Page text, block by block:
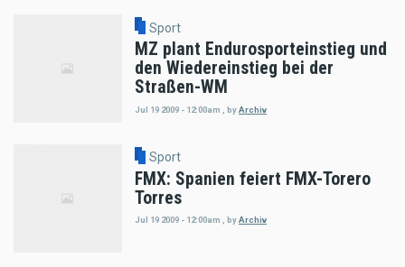
Sport
MZ plant Endurosporteinstieg und
den Wiedereinstieg bei der
Straßen-WM
Jul 19 2009 - 12:00am byArchiv
Sport
FMX: Spanien feiert FMX-Torero
Torres
Jul 19 2009 - 12:00am , byArchiv